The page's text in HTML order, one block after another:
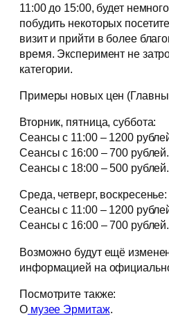
11:00 до 15:00, будет
побудить некоторых
визит и прийти в более
время. Эксперимент не
категории.
Примеры новых цен
Вторник, пятница, суббота:
Сеансы с 11:00 – 1200
Сеансы с 16:00 – 700 рублей.
Сеансы с 18:00 – 500 рублей.
Среда, четверг, воскресенье:
Сеансы с 11:00 – 1200
Сеансы с 16:00 – 700 рублей.
Возможно будут ещё
информацией на
Посмотрите также:
Омузее Эрмитаж.